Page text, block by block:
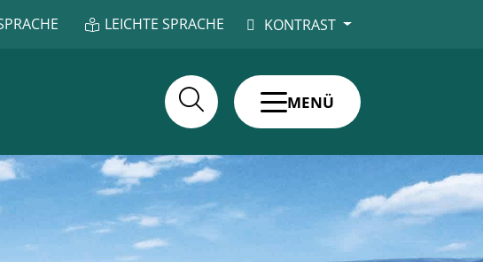
LEICHTE SPRACHE KONTRAST
MENÜ